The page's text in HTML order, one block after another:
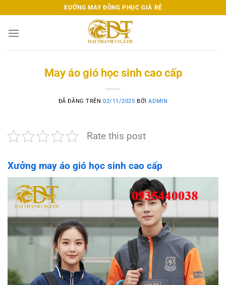
đến
nội
XƯỞNG MAY ĐỒNG PHỤC GIÁ RẺ
May áo gió học sinh cao cấp
ĐÃ ĐĂNG TRÊN02/11/2025 BỞIADMIN
Rate this post
Xưởng may áo gió học sinh cao cấp